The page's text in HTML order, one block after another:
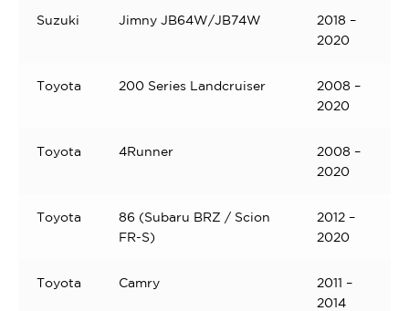
Suzuki Jimny JB64W/JB74W
2018 –
2020
Toyota 200 Series Landcruiser
2008 –
2020
Toyota 4Runner
2008 –
2020
Toyota
86 (Subaru BRZ / Scion
FR-S)
2012 –
2020
Toyota Camry
2011 –
2014